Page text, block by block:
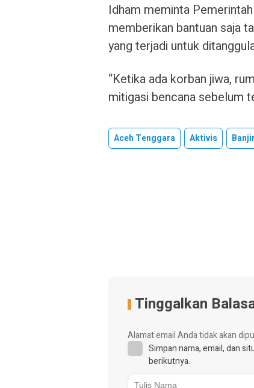
Idham meminta
memberikan bantuan saja
yang terjadi untuk
“Ketika ada korban jiwa,
mitigasi bencana sebelum
Aceh Tenggara Aktivis Banjir
Tinggalkan
Alamat email Anda tidak akan
Simpan nama, email, dan
berikutnya.